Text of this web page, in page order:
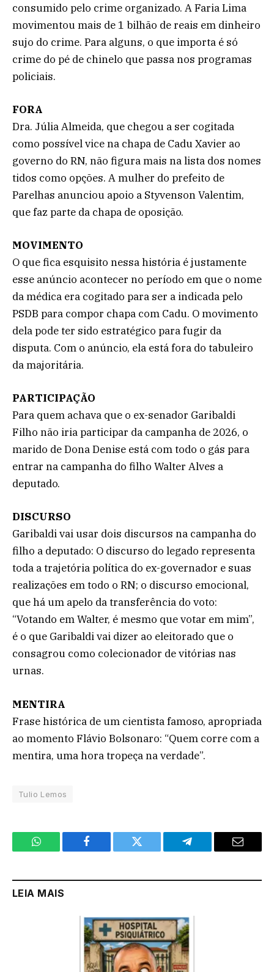
consumido pelo crime organizado. A Faria Lima
movimentou mais de 1 bilhão de reais em dinheiro
sujo do crime. Para alguns, o que importa é só
crime do pé de chinelo que passa nos programas
policiais.
FORA
Dra. Júlia Almeida, que chegou a ser cogitada
como possível vice na chapa de Cadu Xavier ao
governo do RN, não figura mais na lista dos nomes
tidos como opções. A mulher do prefeito de
Parelhas anunciou apoio a Styvenson Valentim,
que faz parte da chapa de oposição.
MOVIMENTO
O que fica esquisito nessa história é justamente
esse anúncio acontecer no período em que o nome
da médica era cogitado para ser a indicada pelo
PSDB para compor chapa com Cadu. O movimento
dela pode ter sido estratégico para fugir da
disputa. Com o anúncio, ela está fora do tabuleiro
da majoritária.
PARTICIPAÇÃO
Para quem achava que o ex-senador Garibaldi
Filho não iria participar da campanha de 2026, o
marido de Dona Denise está com todo o gás para
entrar na campanha do filho Walter Alves a
deputado.
DISCURSO
Garibaldi vai usar dois discursos na campanha do
filho a deputado: O discurso do legado representa
toda a trajetória política do ex-governador e suas
realizações em todo o RN; o discurso emocional,
que há um apelo da transferência do voto:
“Votando em Walter, é mesmo que votar em mim”,
é o que Garibaldi vai dizer ao eleitorado que o
consagrou como colecionador de vitórias nas
urnas.
MENTIRA
Frase histórica de um cientista famoso, apropriada
ao momento Flávio Bolsonaro: “Quem corre com a
mentira, uma hora tropeça na verdade”.
Tulio Lemos
WhatsApp Facebook Twitter Telegram Email
LEIA MAIS